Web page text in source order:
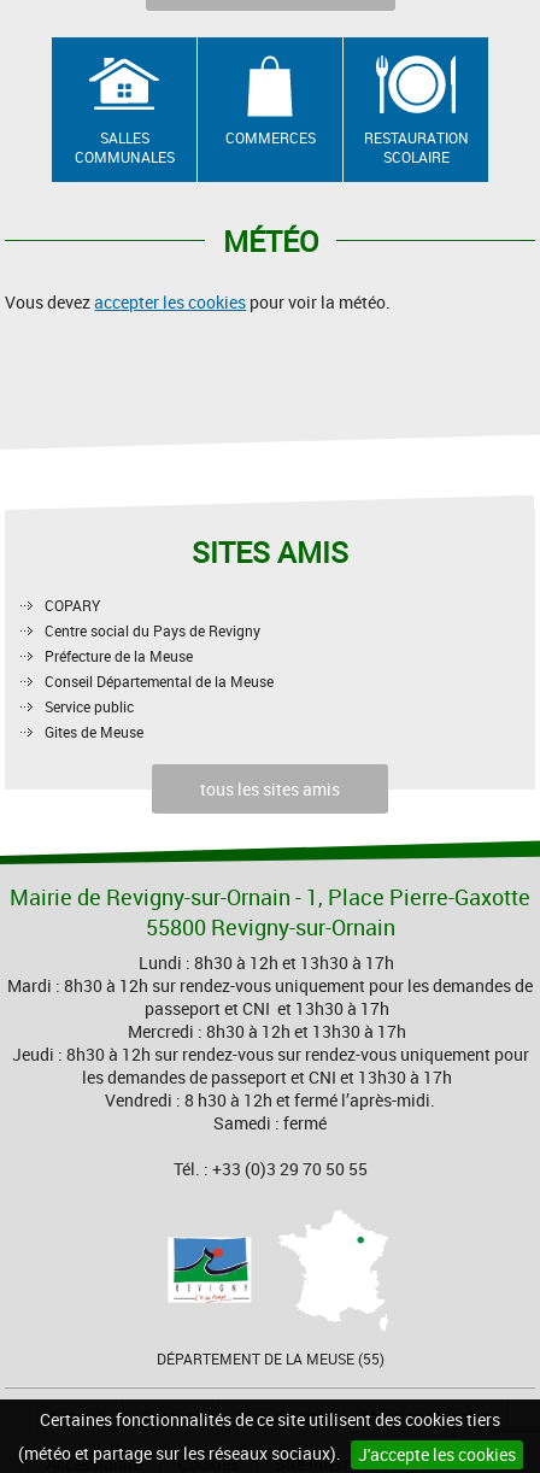
Certaines fonctionnalités de ce site utilisent des cookies tiers
(météo et partage sur les réseaux sociaux).
J'accepte les cookies
SALLES
COMMUNALES
COMMERCES
RESTAURATION
SCOLAIRE
MÉTÉO
Vous devezaccepter les cookies pour voir la météo.
SITES AMIS
COPARY
Centre social du Pays de Revigny
Préfecture de la Meuse
Conseil Départemental de la Meuse
Service public
Gites de Meuse
tous les sites amis
Mairie de Revigny-sur-Ornain - 1, Place Pierre-Gaxotte
55800 Revigny-sur-Ornain
Lundi : 8h30 à 12h et 13h30 à 17h
Mardi : 8h30 à 12h sur rendez-vous uniquement pour les demandes de
passeport et CNI et 13h30 à 17h
Mercredi : 8h30 à 12h et 13h30 à 17h
Jeudi : 8h30 à 12h sur rendez-vous sur rendez-vous uniquement pour
les demandes de passeport et CNI et 13h30 à 17h
Vendredi : 8 h30 à 12h et fermé l’après-midi.
Samedi : fermé
Tél. : +33 (0)3 29 70 50 55
DÉPARTEMENT DE LA MEUSE (55)
Accueil Contact Plan du site Mentions légales
Accessibilité Cookies Site internet pour communes